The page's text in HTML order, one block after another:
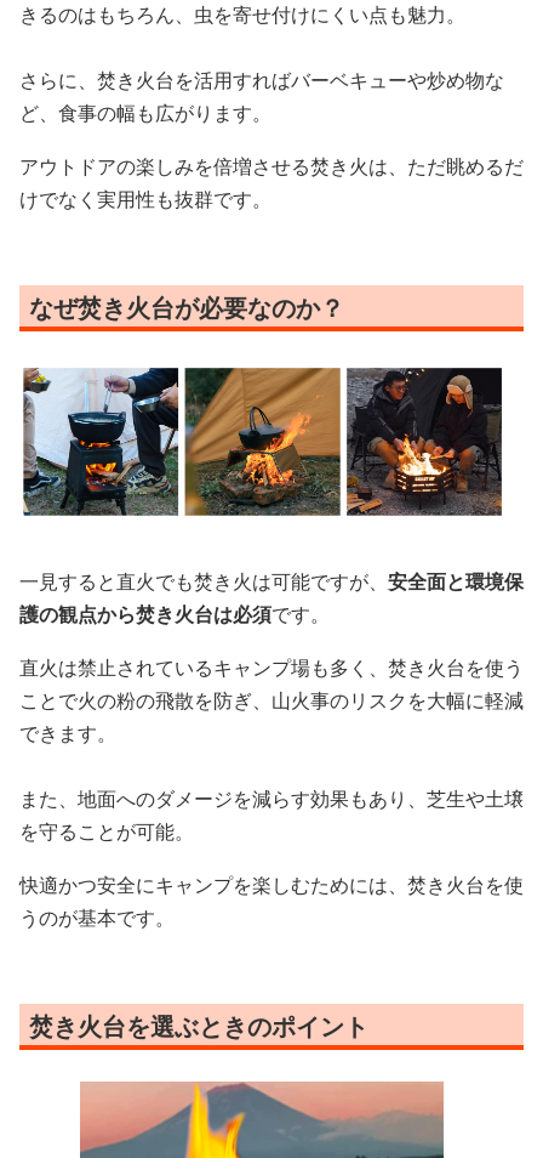
きるのはもちろん、虫を寄せ付けにくい点も魅力。
さらに、焚き火台を活用すればバーベキューや炒め物な
ど、食事の幅も広がります。
アウトドアの楽しみを倍増させる焚き火は、ただ眺めるだ
けでなく実用性も抜群です。
なぜ焚き火台が必要なのか？
一見すると直火でも焚き火は可能ですが、 安全面と環境保
護の観点から焚き火台は必須です。
直火は禁止されているキャンプ場も多く、焚き火台を使う
ことで火の粉の飛散を防ぎ、山火事のリスクを大幅に軽減
できます。
また、地面へのダメージを減らす効果もあり、芝生や土壌
を守ることが可能。
快適かつ安全にキャンプを楽しむためには、焚き火台を使
うのが基本です。
焚き火台を選ぶときのポイント